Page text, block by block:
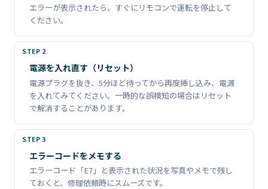
エラーが表示されたら、すぐにリモコンで運転を停止して
ください。
電源を入れ直す（リセット）
電源プラグを抜き、5分ほど待ってから再度挿し込み、電源
を入れてみてください。一時的な誤検知の場合はリセット
で解消することがあります。
エラーコードをメモする
エラーコード「E7」と表示された状況を写真やメモで残し
ておくと、修理依頼時にスムーズです。